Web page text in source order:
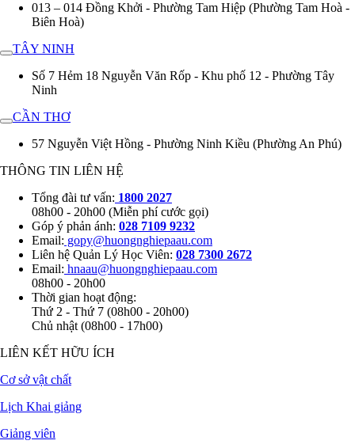
013 – 014 Đồng Khởi - Phường Tam Hiệp (Phường Tam Hoà -
Biên Hoà)
TÂY NINH
Số 7 Hẻm 18 Nguyễn Văn Rốp - Khu phố 12 - Phường Tây
Ninh
CẦN THƠ
57 Nguyễn Việt Hồng - Phường Ninh Kiều (Phường An Phú)
THÔNG TIN LIÊN HỆ
Tổng đài tư vấn: 1800 2027
08h00 - 20h00 (Miễn phí cước gọi)
Góp ý phản ánh: 028 7109 9232
Email: gopy@huongnghiepaau.com
Liên hệ Quản Lý Học Viên: 028 7300 2672
Email: hnaau@huongnghiepaau.com
08h00 - 20h00
Thời gian hoạt động:
Thứ 2 - Thứ 7 (08h00 - 20h00)
Chủ nhật (08h00 - 17h00)
LIÊN KẾT HỮU ÍCH
Cơ sở vật chất
Lịch Khai giảng
Giảng viên